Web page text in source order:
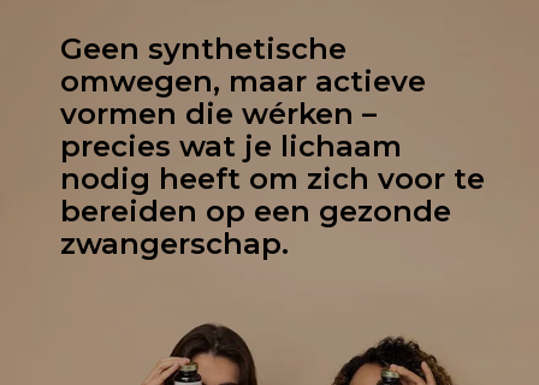
Geen synthetische
omwegen, maar actieve
vormen die wérken –
precies wat je lichaam
nodig heeft om zich voor te
bereiden op een gezonde
zwangerschap.